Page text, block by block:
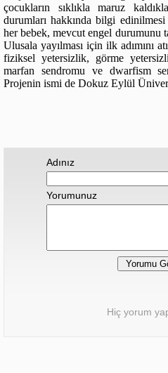
çocukların sıklıkla maruz
durumları hakkında bilgi
her bebek, mevcut engel durumunu
Ulusala yayılması için ilk adımını
fiziksel yetersizlik, görme
marfan sendromu ve dwarfism
Projenin ismi de Dokuz Eylül
Adınız
Yorumunuz
Hiç yorum